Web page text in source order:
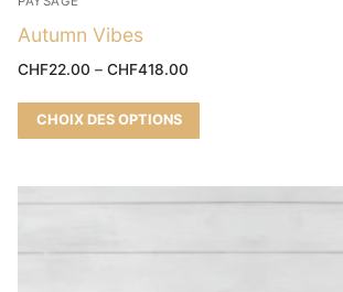
Autumn Vibes
CHF22.00 – CHF418.00
CHOIX DES OPTIONS